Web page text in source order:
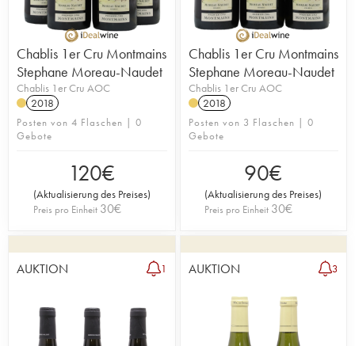
Chablis 1er Cru Montmains
Stephane Moreau-Naudet
Chablis 1er Cru AOC
2018
Posten von 4 Flaschen | 0
Gebote
120€
(Aktualisierung des Preises)
Preis pro Einheit 30€
Chablis 1er Cru Montmains
Stephane Moreau-Naudet
Chablis 1er Cru AOC
2018
Posten von 3 Flaschen | 0
Gebote
90€
(Aktualisierung des Preises)
Preis pro Einheit 30€
AUKTION 1 AUKTION 3